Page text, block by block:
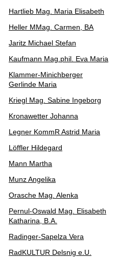
Hartlieb Mag. Maria Elisabeth
Heller MMag. Carmen, BA
Jaritz Michael Stefan
Kaufmann Mag.phil. Eva Maria
Klammer-Minichberger
Gerlinde Maria
Kriegl Mag. Sabine Ingeborg
Kronawetter Johanna
Legner KommR Astrid Maria
Löffler Hildegard
Mann Martha
Munz Angelika
Orasche Mag. Alenka
Pernul-Oswald Mag. Elisabeth
Katharina, B.A.
Radinger-Sapelza Vera
RadKULTUR Delsnig e.U.